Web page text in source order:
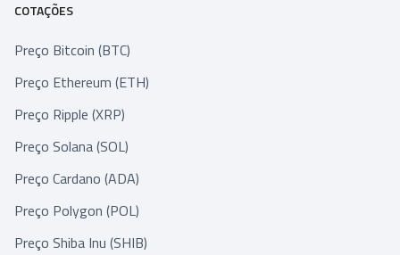
COTAÇÕES
Preço Bitcoin (BTC)
Preço Ethereum (ETH)
Preço Ripple (XRP)
Preço Solana (SOL)
Preço Cardano (ADA)
Preço Polygon (POL)
Preço Shiba Inu (SHIB)